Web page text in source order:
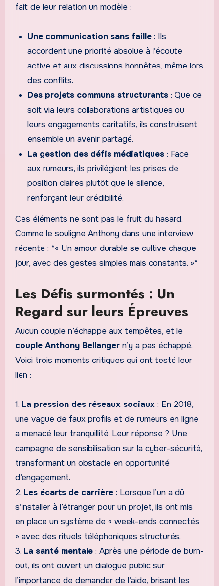
fait de leur relation un modèle :
Une communication sans faille : Ils
accordent une priorité absolue à l’écoute
active et aux discussions honnêtes, même lors
des conflits.
Des projets communs structurants : Que ce
soit via leurs collaborations artistiques ou
leurs engagements caritatifs, ils construisent
ensemble un avenir partagé.
La gestion des défis médiatiques : Face
aux rumeurs, ils privilégient les prises de
position claires plutôt que le silence,
renforçant leur crédibilité.
Ces éléments ne sont pas le fruit du hasard.
Comme le souligne Anthony dans une interview
récente : *« Un amour durable se cultive chaque
jour, avec des gestes simples mais constants. »*
Les Défis surmontés : Un
Regard sur leurs Épreuves
Aucun couple n’échappe aux tempêtes, et le
couple Anthony Bellangern’y a pas échappé.
Voici trois moments critiques qui ont testé leur
lien :
1. La pression des réseaux sociaux: En 2018,
une vague de faux profils et de rumeurs en ligne
a menacé leur tranquillité. Leur réponse ? Une
campagne de sensibilisation sur la cyber-sécurité,
transformant un obstacle en opportunité
d’engagement.
2. Les écarts de carrière: Lorsque l’un a dû
s’installer à l’étranger pour un projet, ils ont mis
en place un système de « week-ends connectés
» avec des rituels téléphoniques structurés.
3. La santé mentale: Après une période de burn-
out, ils ont ouvert un dialogue public sur
l’importance de demander de l’aide, brisant les